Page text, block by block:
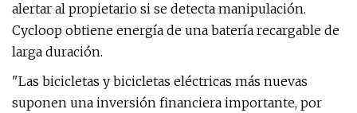
alertar al propietario si se detecta manipulación.
Cycloop obtiene energía de una batería recargable de
larga duración.
"Las bicicletas y bicicletas eléctricas más nuevas
suponen una inversión financiera importante, por